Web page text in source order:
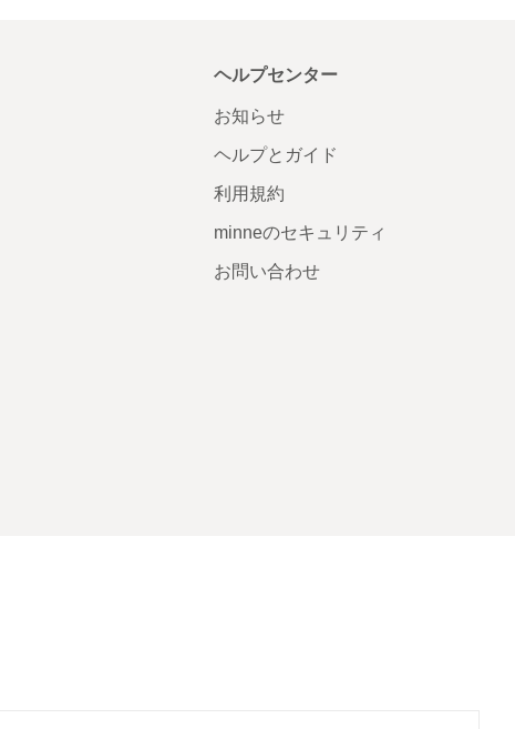
ヘルプセンター
お知らせ
ヘルプとガイド
利用規約
minneのセキュリティ
お問い合わせ